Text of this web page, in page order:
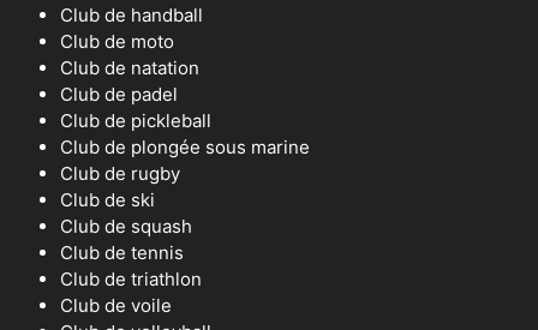
Club de handball
Club de moto
Club de natation
Club de padel
Club de pickleball
Club de plongée sous marine
Club de rugby
Club de ski
Club de squash
Club de tennis
Club de triathlon
Club de voile